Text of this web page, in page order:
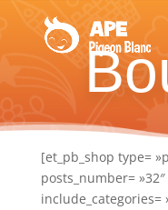
[et_pb_shop type=
posts_number=
include_categories=